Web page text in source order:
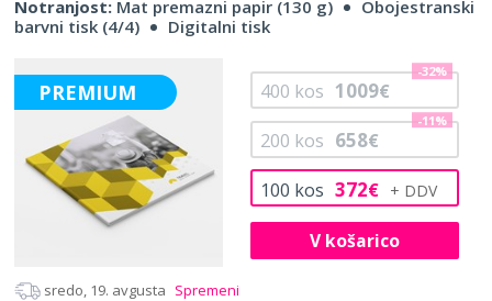
Notranjost: Mat premazni papir (130 g)
Obojestranski
barvni tisk (4/4)
Digitalni tisk
PREMIUM
100 kos 372€
200 kos 658€
-11%
400 kos 1009€
-32%
V košarico
sredo, 19. avgusta Spremeni